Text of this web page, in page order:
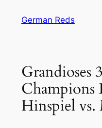
InhaltGerman Reds
Grandioses
Champions
Hinspiel